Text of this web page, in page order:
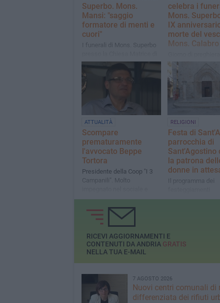
Superbo. Mons.
Mansi: "saggio
formatore di menti e
cuori"
I funerali di Mons. Superbo
Minervino Murge
celebra i
Mons.
IX
morte del
Mons. Calabro
raccoglimento
ATTUALITÀ
Scompare
prematuramente
l'avvocato Beppe
Tortora
Presidente della Coop "I 3
Campanili". Molto
nella diocesi di Andria. Il
ricordo di Don Riccardo
Agresti
RELIGIONI
Festa di
parrocchia di
Sant'Agostino
la patrona
donne in
Il programma dei
RICEVI AGGIORNAMENTI E
CONTENUTI DA ANDRIA GRATIS
NELLA TUA E-MAIL
7 AGOSTO 2026
Nuovi centri comunali di
differenziata dei rifiuti